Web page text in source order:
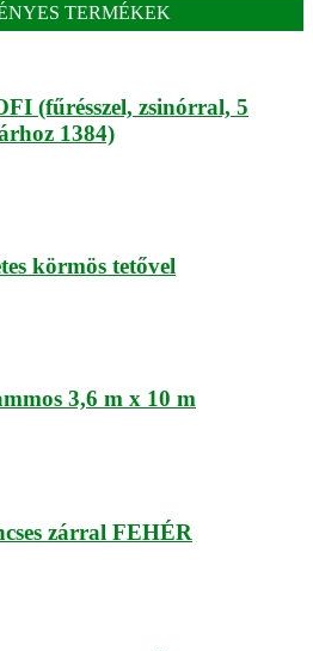
TERMÉKEK
(fűrésszel, zsinórral, 5
1384)
körmös tetővel
3,6 m x 10 m
zárral FEHÉR